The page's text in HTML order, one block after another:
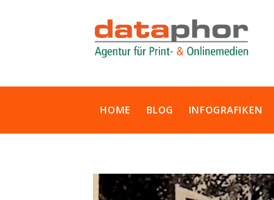
HOME BLOG INFOGRAFIKEN